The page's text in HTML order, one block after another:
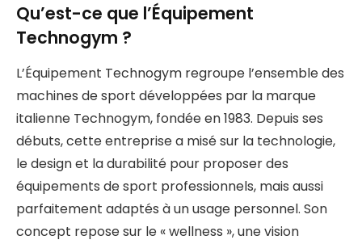
Qu’est-ce que l’Équipement
Technogym ?
L’Équipement Technogym regroupe l’ensemble des
machines de sport développées par la marque
italienne Technogym, fondée en 1983. Depuis ses
débuts, cette entreprise a misé sur la technologie,
le design et la durabilité pour proposer des
équipements de sport professionnels, mais aussi
parfaitement adaptés à un usage personnel. Son
concept repose sur le « wellness », une vision